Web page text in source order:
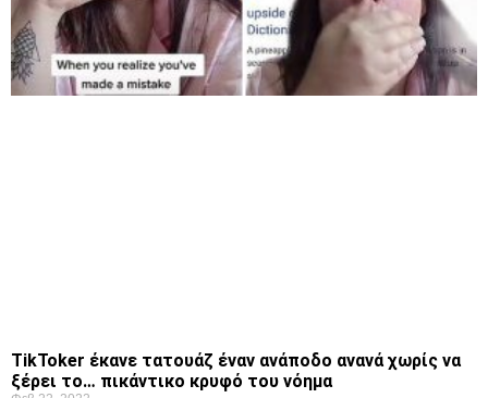
TikToker έκανε τατουάζ έναν ανάποδο ανανά χωρίς να
ξέρει το… πικάντικο κρυφό του νόημα